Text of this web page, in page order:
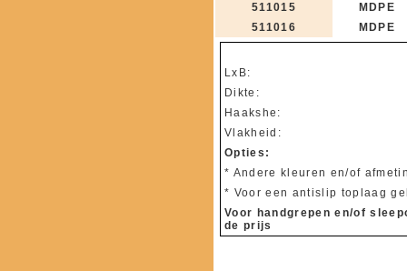
511015
MDPE
511016
MDPE
LxB:
Dikte:
Haakshe:
Vlakheid:
Opties:
* Andere kleuren en/of
* Voor een antislip toplaag
Voor handgrepen en/of
de prijs